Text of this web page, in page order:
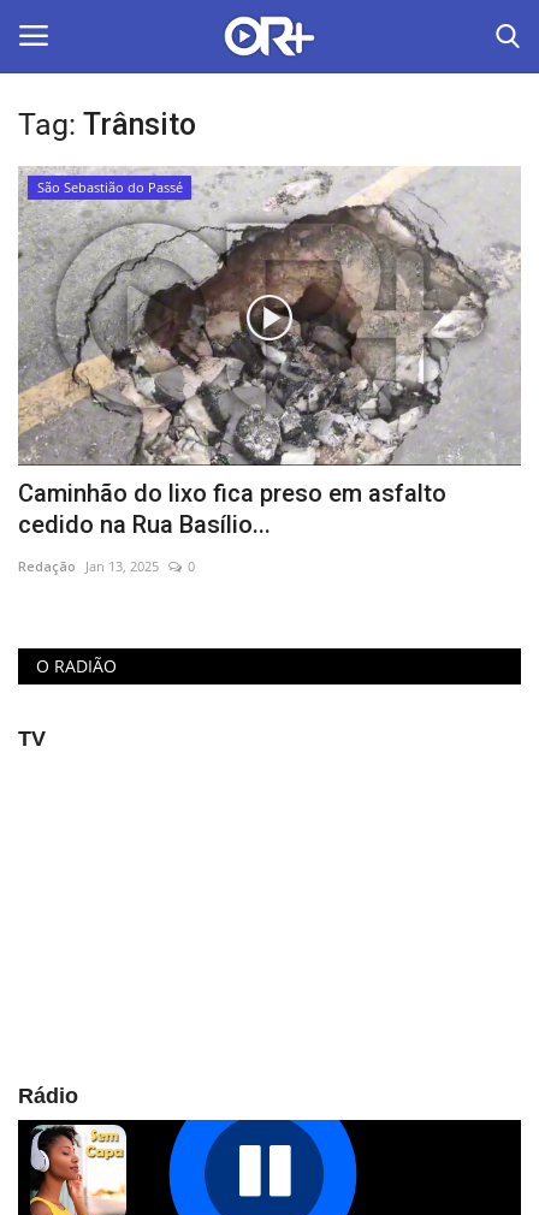
LOGIN
Home
O Radião News
Últimas
Radio & Tv
Política
Economia
Educação
Municípios
Tag: Trânsito
São Sebastião do Passé
Caminhão do lixo fica preso em asfalto
cedido na Rua Basílio...
Redação Jan 13, 2025 0
O RADIÃO
TV
Rádio